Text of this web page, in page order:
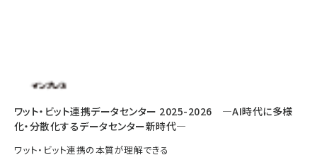
ワット・ビット連携データセンター 2025-2026 ―AI時代に多様
化・分散化するデータセンター新時代―
ワット・ビット連携の本質が理解できる